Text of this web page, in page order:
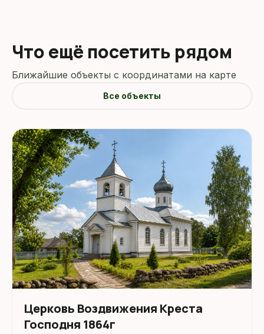
Что ещё посетить рядом
Ближайшие объекты с координатами на карте
Все объекты
Церковь Воздвижения Креста
Господня 1864г